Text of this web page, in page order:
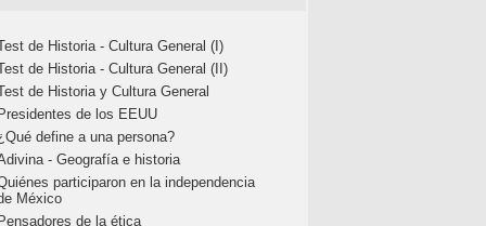
de Historia - Cultura General (I)
de Historia - Cultura General (II)
de Historia y Cultura General
de los EEUU
define a una persona?
- Geografía e historia
participaron en la independencia
México
de la ética